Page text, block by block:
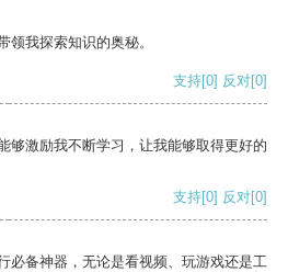
领我探索知识的奥秘。
支持[0] 反对[0]
够激励我不断学习，让我能够取得更好的
支持[0] 反对[0]
必备神器，无论是看视频、玩游戏还是工